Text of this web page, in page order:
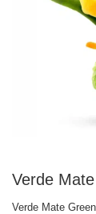
Verde
Verde Mate